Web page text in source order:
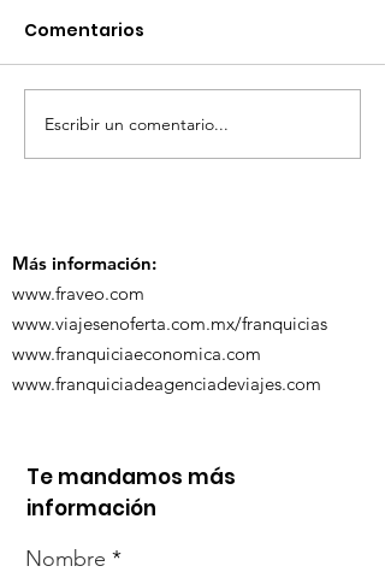
TourTravelynByFraveo
participó en la
Comentarios
Escribir un comentario...
Más información:
www.fraveo.com
www.viajesenoferta.com.mx/franquicias
www.franquiciaeconomica.com
www.franquiciadeagenciadeviajes.com
Te mandamos más
información
Nombre